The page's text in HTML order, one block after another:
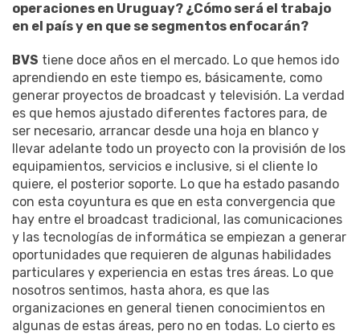
operaciones en Uruguay? ¿Cómo será el trabajo
en el país y en que se segmentos enfocarán?
BVS tiene doce años en el mercado. Lo que hemos ido
aprendiendo en este tiempo es, básicamente, como
generar proyectos de broadcast y televisión. La verdad
es que hemos ajustado diferentes factores para, de
ser necesario, arrancar desde una hoja en blanco y
llevar adelante todo un proyecto con la provisión de los
equipamientos, servicios e inclusive, si el cliente lo
quiere, el posterior soporte. Lo que ha estado pasando
con esta coyuntura es que en esta convergencia que
hay entre el broadcast tradicional, las comunicaciones
y las tecnologías de informática se empiezan a generar
oportunidades que requieren de algunas habilidades
particulares y experiencia en estas tres áreas. Lo que
nosotros sentimos, hasta ahora, es que las
organizaciones en general tienen conocimientos en
algunas de estas áreas, pero no en todas. Lo cierto es